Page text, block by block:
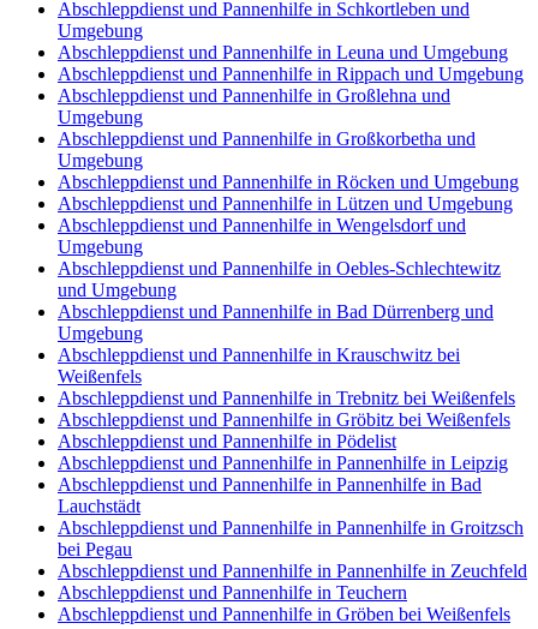
Abschleppdienst und Pannenhilfe in Schkortleben und
Umgebung
Abschleppdienst und Pannenhilfe in Leuna und Umgebung
Abschleppdienst und Pannenhilfe in Rippach und Umgebung
Abschleppdienst und Pannenhilfe in Großlehna und
Umgebung
Abschleppdienst und Pannenhilfe in Großkorbetha und
Umgebung
Abschleppdienst und Pannenhilfe in Röcken und Umgebung
Abschleppdienst und Pannenhilfe in Lützen und Umgebung
Abschleppdienst und Pannenhilfe in Wengelsdorf und
Umgebung
Abschleppdienst und Pannenhilfe in Oebles-Schlechtewitz
und Umgebung
Abschleppdienst und Pannenhilfe in Bad Dürrenberg und
Umgebung
Abschleppdienst und Pannenhilfe in Krauschwitz bei
Weißenfels
Abschleppdienst und Pannenhilfe in Trebnitz bei Weißenfels
Abschleppdienst und Pannenhilfe in Gröbitz bei Weißenfels
Abschleppdienst und Pannenhilfe in Pödelist
Abschleppdienst und Pannenhilfe in Pannenhilfe in Leipzig
Abschleppdienst und Pannenhilfe in Pannenhilfe in Bad
Lauchstädt
Abschleppdienst und Pannenhilfe in Pannenhilfe in Groitzsch
bei Pegau
Abschleppdienst und Pannenhilfe in Pannenhilfe in Zeuchfeld
Abschleppdienst und Pannenhilfe in Teuchern
Abschleppdienst und Pannenhilfe in Gröben bei Weißenfels